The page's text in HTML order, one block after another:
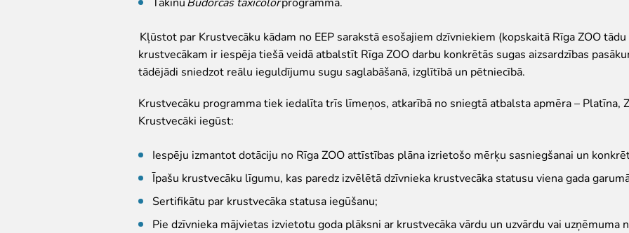
Kļūstot par Krustvecāku kādam no EEP sarakstā esošajiem dzīvniekiem (kopskaitā Rīga ZOO
krustvecākam ir iespēja tiešā veidā atbalstīt Rīga ZOO darbu konkrētās sugas aizsardzības
tādējādi sniedzot reālu ieguldījumu sugu saglabāšanā, izglītībā un pētniecībā.
Krustvecāku programma tiek iedalīta trīs līmeņos, atkarībā no sniegtā atbalsta apmēra – Platīna,
Krustvecāki iegūst:
Iespēju izmantot dotāciju no Rīga ZOO attīstības plāna izrietošo mērķu sasniegšanai un
Īpašu krustvecāku līgumu, kas paredz izvēlētā dzīvnieka krustvecāka statusu viena gada
Sertifikātu par krustvecāka statusa iegūšanu;
Pie dzīvnieka mājvietas izvietotu goda plāksni ar krustvecāka vārdu un uzvārdu vai uzņēmuma